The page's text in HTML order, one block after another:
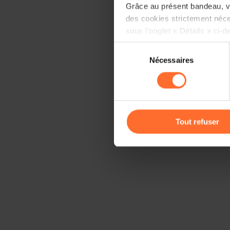
Grâce au présent bandeau,
des cookies strictement
sous l’onglet « Détails » ci-
Il est précisé que la
sociaux, sauvegarde des
cas de refus de tous les
gauche de chaque page.
consentement
Nécessaires
Tout refuser